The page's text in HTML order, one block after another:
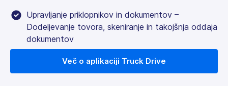
Upravljanje priklopnikov in dokumentov –
Dodeljevanje tovora, skeniranje in takojšnja oddaja
dokumentov
Več o aplikaciji Truck Drive